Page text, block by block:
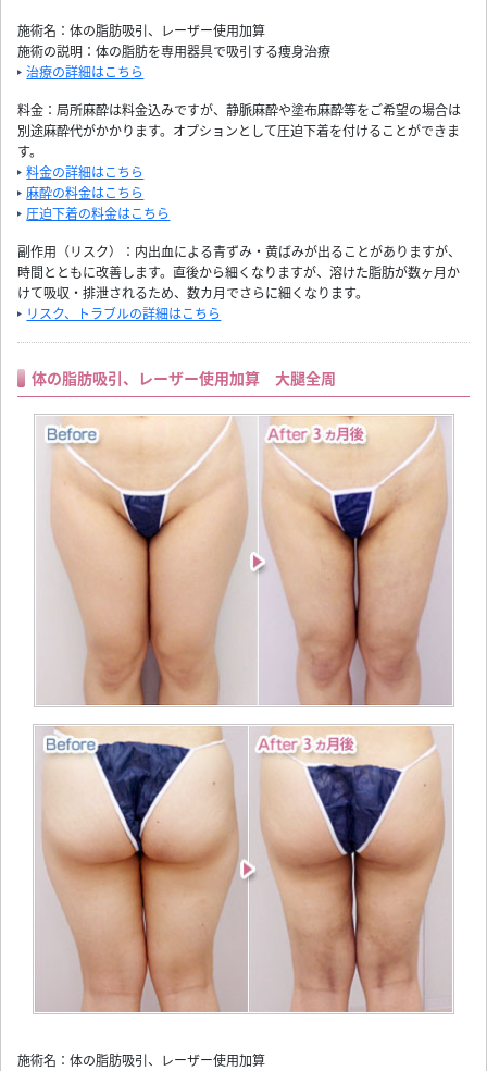
施術名：体の脂肪吸引、レーザー使用加算
施術の説明：体の脂肪を専用器具で吸引する痩身治療
治療の詳細はこちら
料金：局所麻酔は料金込みですが、静脈麻酔や塗布麻酔等をご希望の場合は
別途麻酔代がかかります。オプションとして圧迫下着を付けることができま
す。
料金の詳細はこちら
麻酔の料金はこちら
圧迫下着の料金はこちら
副作用（リスク）：内出血による青ずみ・黄ばみが出ることがありますが、
時間とともに改善します。直後から細くなりますが、溶けた脂肪が数ヶ月か
けて吸収・排泄されるため、数カ月でさらに細くなります。
リスク、トラブルの詳細はこちら
体の脂肪吸引、レーザー使用加算 大腿全周
施術名：体の脂肪吸引、レーザー使用加算